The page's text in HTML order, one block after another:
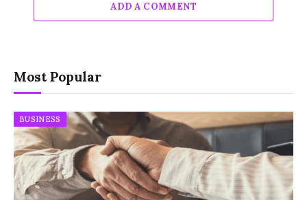
ADD A COMMENT
Most Popular
BUSINESS